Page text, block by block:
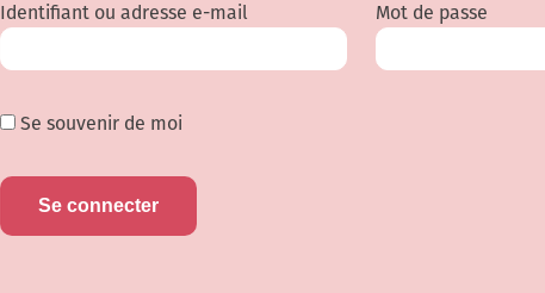
Identifiant ou adresse e-mail Mot de passe
Se souvenir de moi